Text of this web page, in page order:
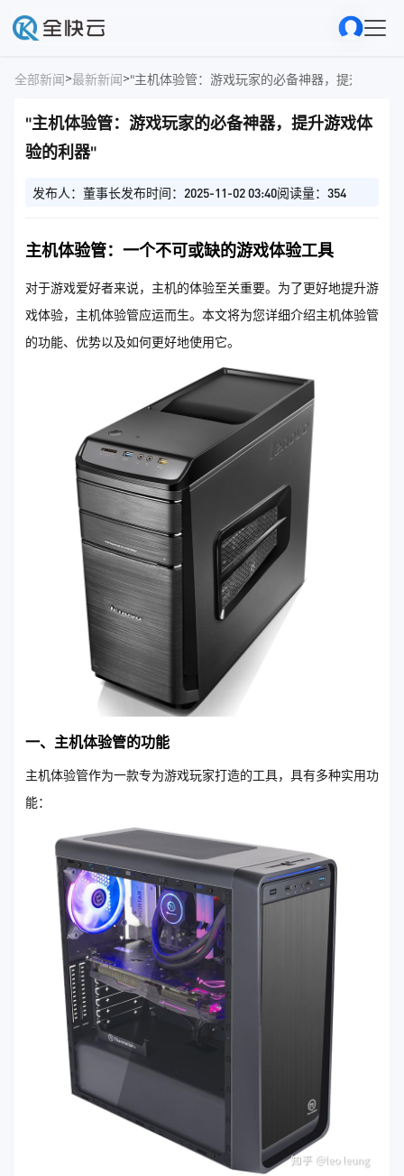
全部新闻>最新新闻>"主机体验管：游戏玩家的必备神器，提升游戏体
"主机体验管：游戏玩家的必备神器，提升游戏体
验的利器"
发布人：董事长发布时间：2025-11-02 03:40阅读量：354
主机体验管：一个不可或缺的游戏体验工具
对于游戏爱好者来说，主机的体验至关重要。为了更好地提升游
戏体验，主机体验管应运而生。本文将为您详细介绍主机体验管
的功能、优势以及如何更好地使用它。
一、主机体验管的功能
主机体验管作为一款专为游戏玩家打造的工具，具有多种实用功
能：